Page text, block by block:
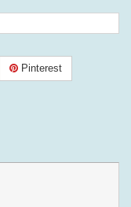
Pinterest